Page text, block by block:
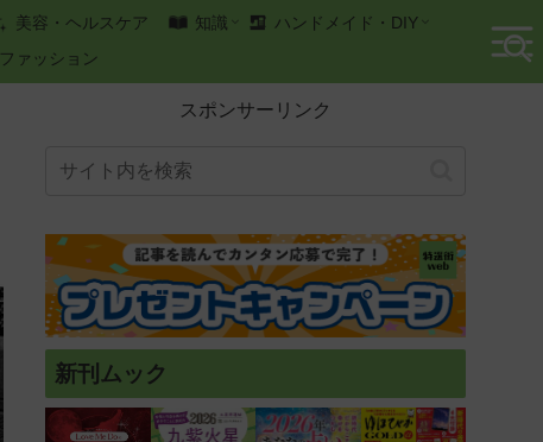
美容・ヘルスケア 知識
ハンドメイド・DIY
ファッション
スポンサーリンク
新刊ムック